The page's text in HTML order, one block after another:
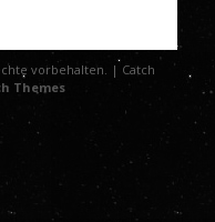
vorbehalten. | Catch
Themes